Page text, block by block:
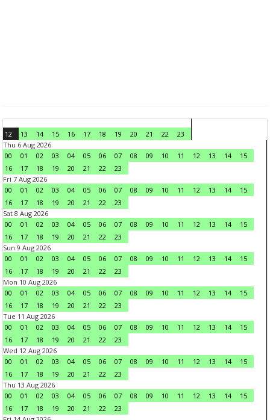
12 13 14 15 16 17 18 19 20 21 22
23
Thu 6 Aug 2026
00
01 02 03 04 05 06 07 08 09 10 11 12 13 14
15
16
17 18 19 20 21 22
23
Fri 7 Aug 2026
00
01 02 03 04 05 06 07 08 09 10 11 12 13 14
15
16
17 18 19 20 21 22
23
Sat 8 Aug 2026
00
01 02 03 04 05 06 07 08 09 10 11 12 13 14
15
16
17 18 19 20 21 22
23
Sun 9 Aug 2026
00
01 02 03 04 05 06 07 08 09 10 11 12 13 14
15
16
17 18 19 20 21 22
23
Mon 10 Aug 2026
00
01 02 03 04 05 06 07 08 09 10 11 12 13 14
15
16
17 18 19 20 21 22
23
Tue 11 Aug 2026
00
01 02 03 04 05 06 07 08 09 10 11 12 13 14
15
16
17 18 19 20 21 22
23
Wed 12 Aug 2026
00
01 02 03 04 05 06 07 08 09 10 11 12 13 14
15
16
17 18 19 20 21 22
23
Thu 13 Aug 2026
00
01 02 03 04 05 06 07 08 09 10 11 12 13 14
15
16
17 18 19 20 21 22
23